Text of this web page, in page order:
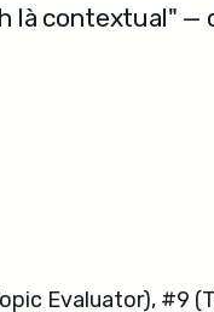
là contextual" —
Evaluator), #9